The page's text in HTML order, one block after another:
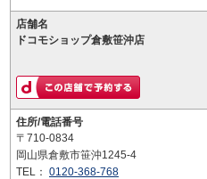
店舗名
ドコモショップ倉敷笹沖店
住所/電話番号
〒710-0834
岡山県倉敷市笹沖1245-4
TEL： 0120-368-768